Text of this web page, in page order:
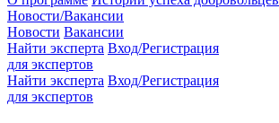
Новости/Вакансии
Новости Вакансии
Найти эксперта Вход/Регистрация
для экспертов
Найти эксперта Вход/Регистрация
для экспертов